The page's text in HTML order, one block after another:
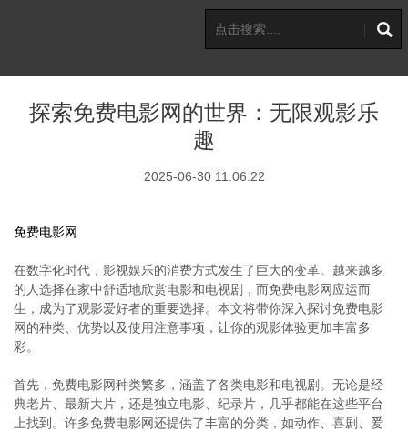
探索免费电影网的世界：无限观影乐
趣
2025-06-30 11:06:22
免费电影网
在数字化时代，影视娱乐的消费方式发生了巨大的变革。越来越多
的人选择在家中舒适地欣赏电影和电视剧，而免费电影网应运而
生，成为了观影爱好者的重要选择。本文将带你深入探讨免费电影
网的种类、优势以及使用注意事项，让你的观影体验更加丰富多
彩。
首先，免费电影网种类繁多，涵盖了各类电影和电视剧。无论是经
典老片、最新大片，还是独立电影、纪录片，几乎都能在这些平台
上找到。许多免费电影网还提供了丰富的分类，如动作、喜剧、爱